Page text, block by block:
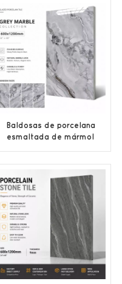
fabricado en fábrica.
Baldosas de porcelana
esmaltada de mármol